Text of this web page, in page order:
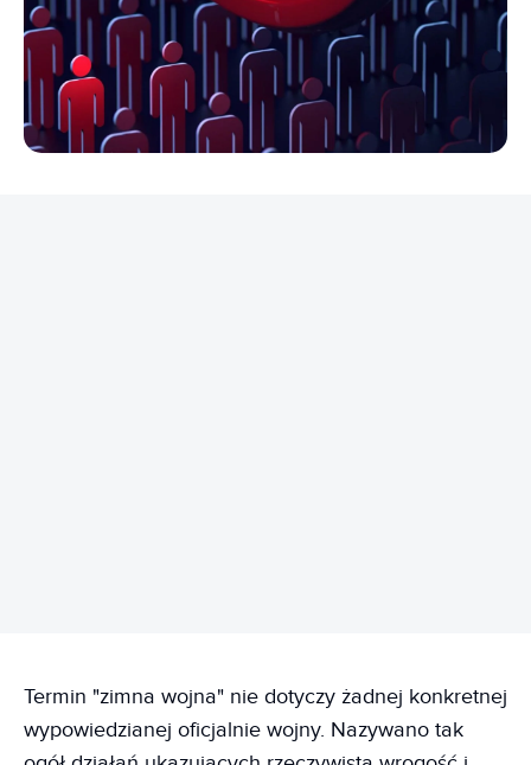
Termin "zimna wojna" nie dotyczy żadnej konkretnej
wypowiedzianej oficjalnie wojny. Nazywano tak